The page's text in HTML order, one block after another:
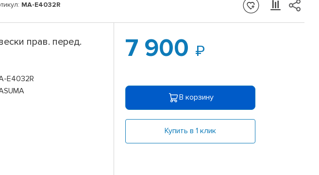
MA-E4032R
прав. перед.
E4032R
7 900
В корзину
Купить в 1 клик